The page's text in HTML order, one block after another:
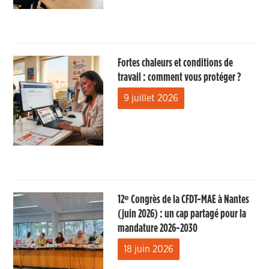
Fortes chaleurs et conditions de
travail : comment vous protéger ?
9 juillet 2026
12ᵉ Congrès de la CFDT-MAE à Nantes
(juin 2026) : un cap partagé pour la
mandature 2026-2030
18 juin 2026